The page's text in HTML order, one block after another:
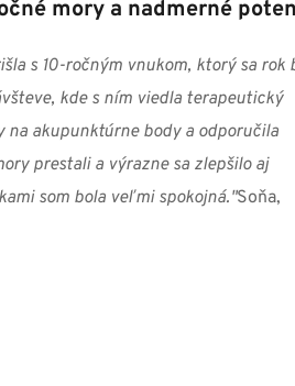
mory a nadmerné
s 10-ročným vnukom, ktorý sa rok
kde s ním viedla terapeutický
na akupunktúrne body a odporučila
prestali a výrazne sa zlepšilo aj
som bola veľmi spokojná."Soňa,